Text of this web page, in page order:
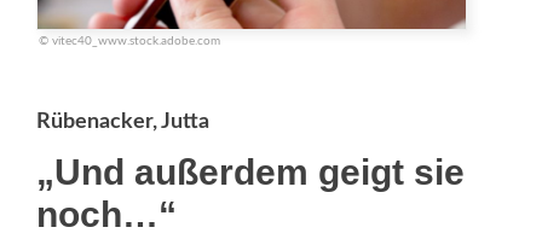
© vitec40_www.stock.adobe.com
Rübenacker, Jutta
„Und außerdem geigt sie
noch…“